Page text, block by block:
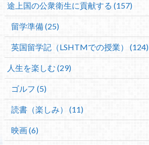
途上国の公衆衛生に貢献する (157)
留学準備 (25)
英国留学記（LSHTMでの授業） (124)
人生を楽しむ (29)
ゴルフ (5)
読書（楽しみ） (11)
映画 (6)